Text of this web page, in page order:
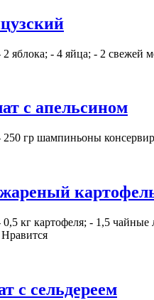
- 4 яйца; - 2 свежей
с апельсином
гр шампиньоны
картофеля; - 1,5 чайные
с сельдереем